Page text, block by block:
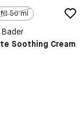
50 ml
Soothing Cream